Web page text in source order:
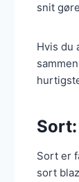
snit
Hvis du
Sort er
sort